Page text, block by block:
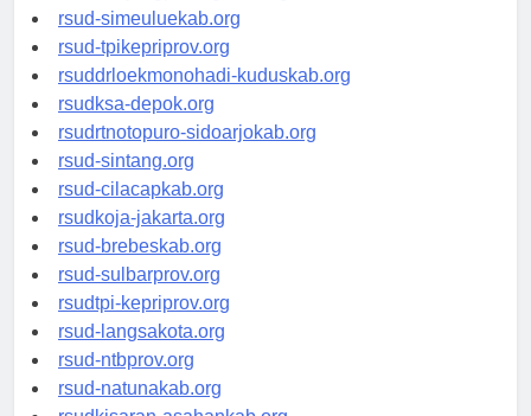
rsud-tanjungpinangkota.org
rsud-simeuluekab.org
rsud-tpikepriprov.org
rsuddrloekmonohadi-kuduskab.org
rsudksa-depok.org
rsudrtnotopuro-sidoarjokab.org
rsud-sintang.org
rsud-cilacapkab.org
rsudkoja-jakarta.org
rsud-brebeskab.org
rsud-sulbarprov.org
rsudtpi-kepriprov.org
rsud-langsakota.org
rsud-ntbprov.org
rsud-natunakab.org